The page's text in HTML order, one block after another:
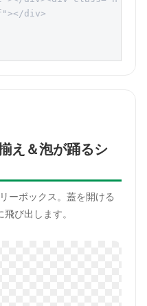
div>
え＆泡が踊るシ
ーボックス。蓋を開ける
び出します。